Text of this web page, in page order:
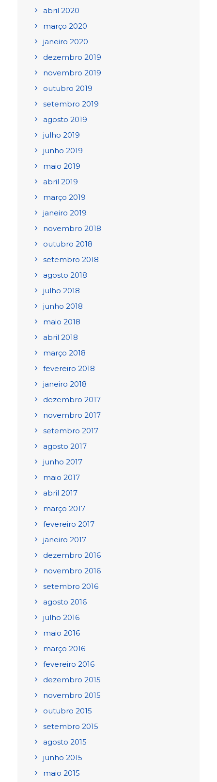
abril 2020
março 2020
janeiro 2020
dezembro 2019
novembro 2019
outubro 2019
setembro 2019
agosto 2019
julho 2019
junho 2019
maio 2019
abril 2019
março 2019
janeiro 2019
novembro 2018
outubro 2018
setembro 2018
agosto 2018
julho 2018
junho 2018
maio 2018
abril 2018
março 2018
fevereiro 2018
janeiro 2018
dezembro 2017
novembro 2017
setembro 2017
agosto 2017
junho 2017
maio 2017
abril 2017
março 2017
fevereiro 2017
janeiro 2017
dezembro 2016
novembro 2016
setembro 2016
agosto 2016
julho 2016
maio 2016
março 2016
fevereiro 2016
dezembro 2015
novembro 2015
outubro 2015
setembro 2015
agosto 2015
junho 2015
maio 2015